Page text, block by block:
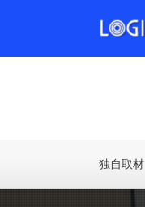
独自取材